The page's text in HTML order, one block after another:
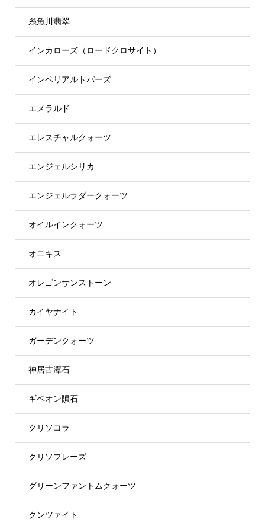
糸魚川翡翠
インカローズ（ロードクロサイト）
インペリアルトパーズ
エメラルド
エレスチャルクォーツ
エンジェルシリカ
エンジェルラダークォーツ
オイルインクォーツ
オニキス
オレゴンサンストーン
カイヤナイト
ガーデンクォーツ
神居古潭石
ギベオン隕石
クリソコラ
クリソプレーズ
グリーンファントムクォーツ
クンツァイト